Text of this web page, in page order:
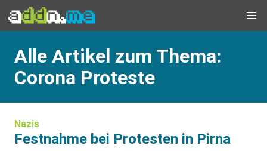
Alle Artikel zum Thema:
Corona Proteste
Nazis
Festnahme bei Protesten in Pirna